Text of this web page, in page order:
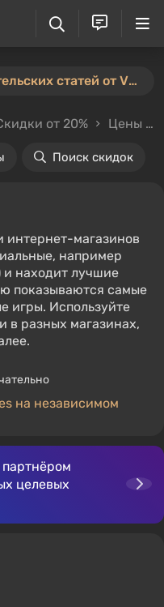
⚡️ Новый конкурс пользовательских статей от VGTimes — участвуйте тут ⚡️
от 20% Цены до 300₽
Поиск скидок
интернет-магазинов
например
и находит лучшие
показываются самые
игры. Используйте
в разных магазинах,
на независимом
партнёром
целевых